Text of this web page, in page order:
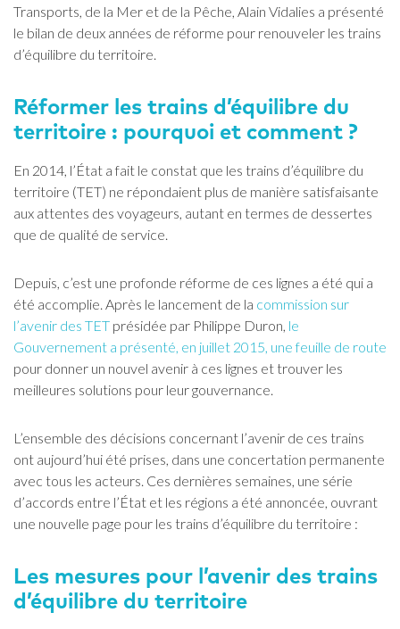
Transports, de la Mer et de la Pêche, Alain Vidalies a présenté
le bilan de deux années de réforme pour renouveler les trains
d’équilibre du territoire.
Réformer les trains d’équilibre du
territoire : pourquoi et comment ?
En 2014, l’État a fait le constat que les trains d’équilibre du
territoire (TET) ne répondaient plus de manière satisfaisante
aux attentes des voyageurs, autant en termes de dessertes
que de qualité de service.
Depuis, c’est une profonde réforme de ces lignes a été qui a
été accomplie. Après le lancement de la commission sur
l’avenir des TET présidée par Philippe Duron, le
Gouvernement a présenté, en juillet 2015, une feuille de route
pour donner un nouvel avenir à ces lignes et trouver les
meilleures solutions pour leur gouvernance.
L’ensemble des décisions concernant l’avenir de ces trains
ont aujourd’hui été prises, dans une concertation permanente
avec tous les acteurs. Ces dernières semaines, une série
d’accords entre l’État et les régions a été annoncée, ouvrant
une nouvelle page pour les trains d’équilibre du territoire :
Les mesures pour l’avenir des trains
d’équilibre du territoire